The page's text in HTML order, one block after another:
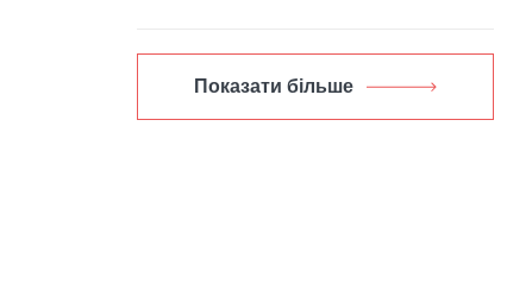
Показати більше